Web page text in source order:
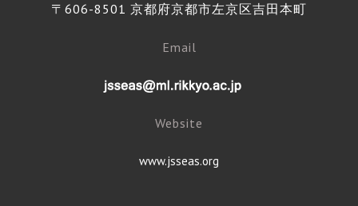
〒606-8501 京都府京都市左京区吉田本町
Email
Website
www.jsseas.org